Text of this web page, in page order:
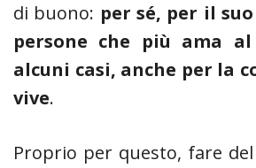
di buono: per sé, per il
persone che più ama
alcuni casi, anche per la
vive.
Proprio per questo, fare